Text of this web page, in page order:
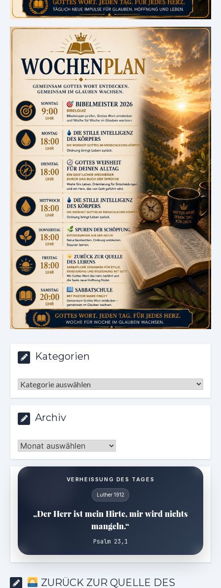
Kategorien
Kategorien
Archiv
Archiv
VERHEISSUNG DES TAGES
Luther 1912
„Der Herr ist mein Hirte, mir wird nichts
mangeln.“
Psalm 23,1
ZURÜCK ZUR QUELLE DES